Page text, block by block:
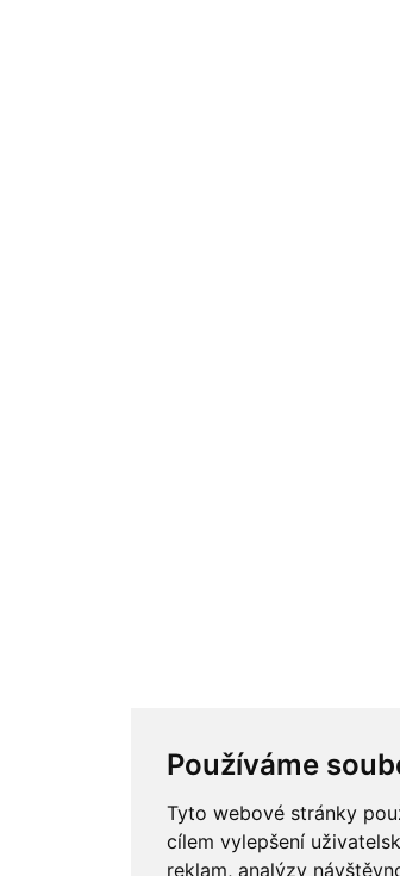
Používáme
Tyto webové stránky
cílem vylepšení
reklam, analýzy